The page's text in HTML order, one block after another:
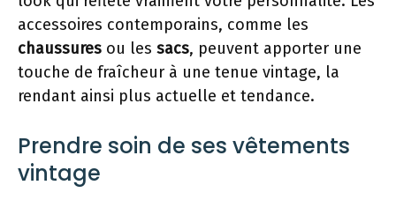
accessoires contemporains, comme les
chaussures ou les sacs, peuvent apporter une
touche de fraîcheur à une tenue vintage, la
rendant ainsi plus actuelle et tendance.
Prendre soin de ses vêtements
vintage